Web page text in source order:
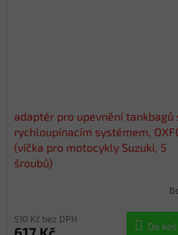
adaptér pro upevnění tankbagů
rychloupínacím systémem,
(víčka pro motocykly Suzuki, 5
šroubů)
510 Kč bez DPH
Do